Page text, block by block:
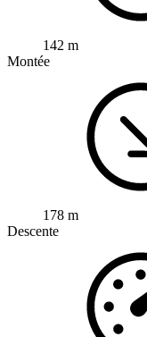
142 m
Montée
178 m
Descente